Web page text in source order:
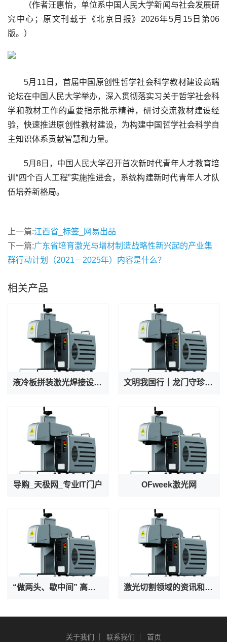
（作者汪惠怡，单位系中国人民大学新闻与社会发展研
究中心；原文刊载于《北京日报》2026年5月15日第06
版。）
5月11日，首届中国原创性哲学社会科学教材建设高端
论坛在中国人民大学举办，深入贯彻落实习关于哲学社会科
学和教材工作的重要指示批示精神，研讨交流教材建设经
验，快速推进原创性教材建设，为构建中国哲学社会科学自
主知识体系贡献智慧和力量。
5月8日，中国人民大学召开首次新时代青年人才教育培
训“四个百人工程”实施推进会，系统构建新时代青年人才队
伍培养新格局。
上一篇:江西省_标签_网易出品
下一篇:广东省培育激光与增材制造战略性新兴起的产业集
群行动计划（2021－2025年）内容是什么？
相关产品
液冷板拼装激光焊接设备厂家专业出产AI服务器液冷阀焊接机 文明我国行｜龙门守珍：为千年石窟注入“数字生命力”
导购_天极网_专业IT门户 OFweek激光网
“做两头、歇中间” 高温之下守护者也在被守护 激光切割领域的资讯和技术解决方案的提供者--激光切割 - OFweek网
关于我们 联系我们 首页